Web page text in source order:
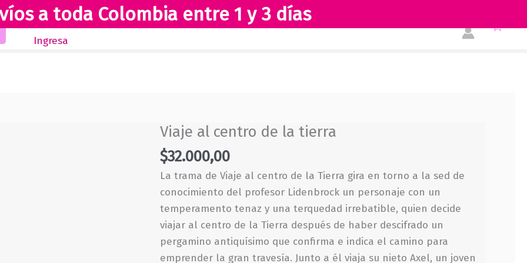
a toda Colombia entre 1 y 3 días
Inicio Novedades Revista Club Lectores Tienda
Ingresa
Viaje al centro de la tierra
$32.000,00
La trama de Viaje al centro de la Tierra gira en torno a la sed de
conocimiento del profesor Lidenbrock un personaje con un
temperamento tenaz y una terquedad irrebatible, quien decide
viajar al centro de la Tierra después de haber descifrado un
pergamino antiquísimo que confirma e indica el camino para
emprender la gran travesía. Junto a él viaja su nieto Axel, un joven